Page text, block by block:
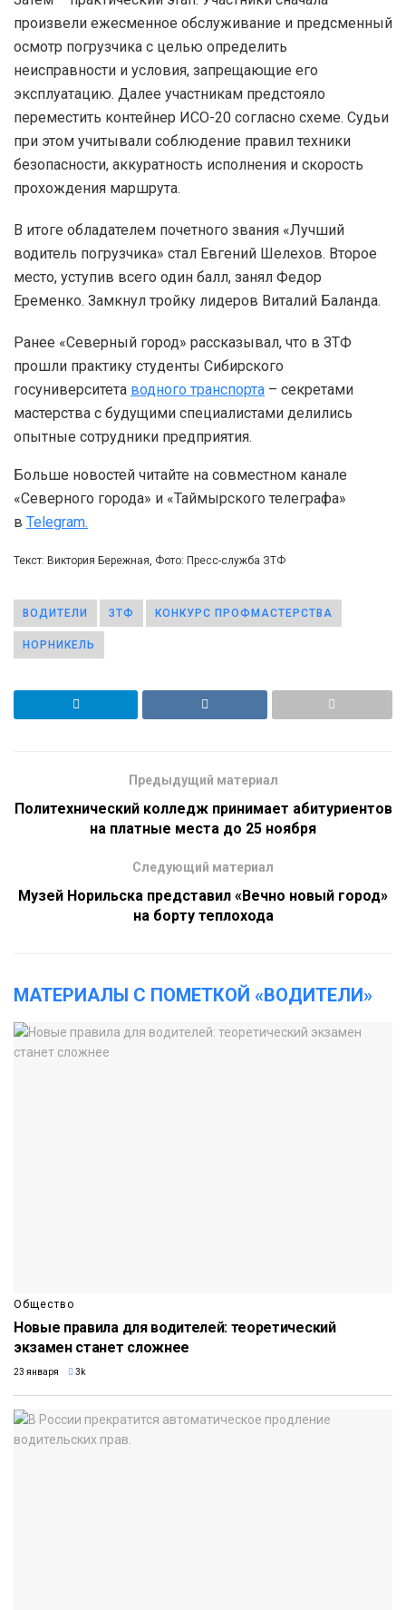
произвели ежесменное обслуживание и предсменный
осмотр погрузчика с целью определить
неисправности и условия, запрещающие его
эксплуатацию. Далее участникам предстояло
переместить контейнер ИСО-20 согласно схеме. Судьи
при этом учитывали соблюдение правил техники
безопасности, аккуратность исполнения и скорость
прохождения маршрута.
В итоге обладателем почетного звания «Лучший
водитель погрузчика» стал Евгений Шелехов. Второе
место, уступив всего один балл, занял Федор
Еременко. Замкнул тройку лидеров Виталий Баланда.
Ранее «Северный город» рассказывал, что в ЗТФ
прошли практику студенты Сибирского
госуниверситета водного транспорта – секретами
мастерства с будущими специалистами делились
опытные сотрудники предприятия.
Больше новостей читайте на совместном канале
«Северного города» и «Таймырского телеграфа»
в Telegram.
Текст: Виктория Бережная, Фото: Пресс-служба ЗТФ
ВОДИТЕЛИ ЗТФ КОНКУРС ПРОФМАСТЕРСТВА
НОРНИКЕЛЬ
Предыдущий материал
Политехнический колледж принимает абитуриентов
на платные места до 25 ноября
Следующий материал
Музей Норильска представил «Вечно новый город»
на борту теплохода
МАТЕРИАЛЫ С ПОМЕТКОЙ «ВОДИТЕЛИ»
Общество
Новые правила для водителей: теоретический
экзамен станет сложнее
23 января 3k